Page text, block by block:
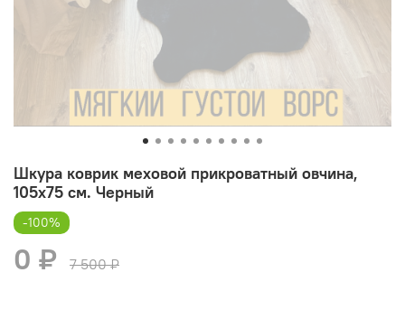
Шкура коврик меховой прикроватный овчина,
105х75 см. Черный
-100%
0 ₽ 7 500 ₽